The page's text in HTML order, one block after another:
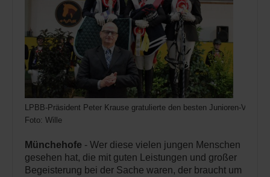
LPBB-Präsident Peter Krause gratulierte den besten Junioren-
Foto: Wille
Münchehofe - Wer diese vielen jungen Menschen
gesehen hat, die mit guten Leistungen und großer
Begeisterung bei der Sache waren, der braucht um